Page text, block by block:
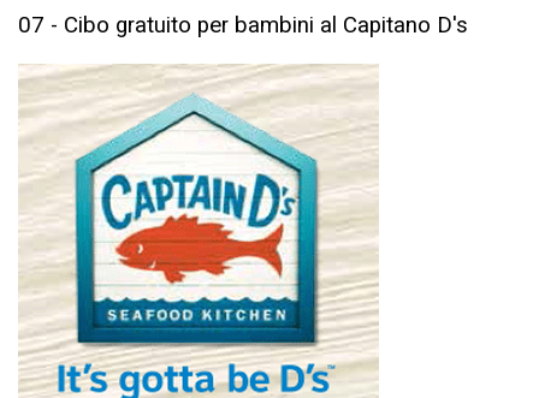
07 - Cibo gratuito per bambini al Capitano D's